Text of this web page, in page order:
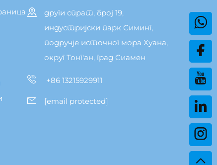
други спрат, број 19,
индустријски парк Симинг,
подручје источног мора Хуана,
округ Тонг'ан, град Сиамен
+86 13215929911
[email protected]